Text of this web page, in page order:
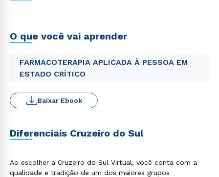
O que você vai aprender
FARMACOTERAPIA APLICADA À PESSOA EM
ESTADO CRÍTICO
Baixar Ebook
Diferenciais Cruzeiro do Sul
Ao escolher a Cruzeiro do Sul Virtual, você conta com a
qualidade e tradição de um dos maiores grupos